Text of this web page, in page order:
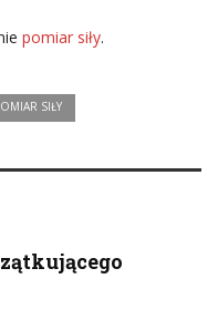
pomiar siły.
SIŁY